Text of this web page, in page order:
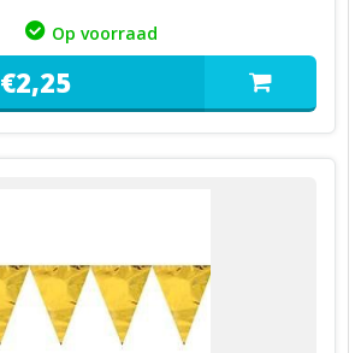
Op voorraad
€2,25